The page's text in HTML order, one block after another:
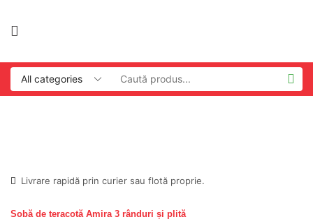
Livrare rapidă prin curier sau flotă proprie.
Sobă de teracotă Amira 3 rânduri și plită